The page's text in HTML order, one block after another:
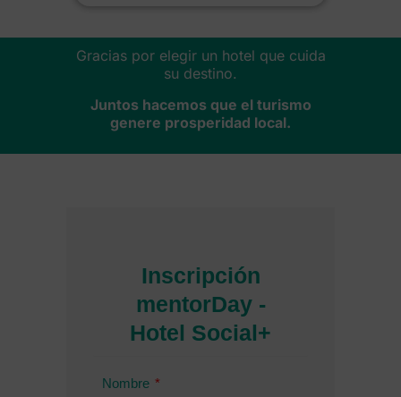
Gracias por elegir un hotel que cuida
su destino.
Juntos hacemos que el turismo
genere prosperidad local.